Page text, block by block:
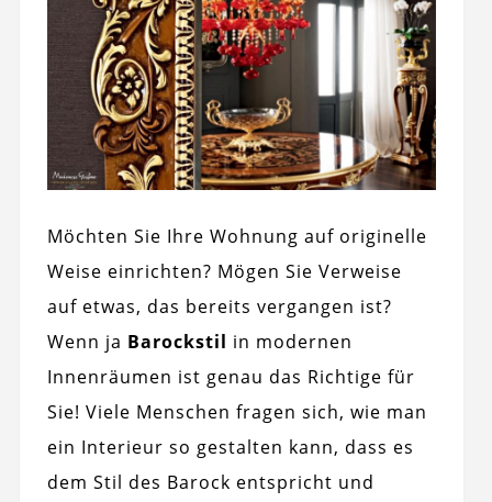
Möchten Sie Ihre Wohnung auf originelle
Weise einrichten? Mögen Sie Verweise
auf etwas, das bereits vergangen ist?
Wenn ja Barockstil in modernen
Innenräumen ist genau das Richtige für
Sie! Viele Menschen fragen sich, wie man
ein Interieur so gestalten kann, dass es
dem Stil des Barock entspricht und